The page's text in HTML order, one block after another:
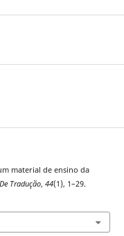
material de ensino da
Tradução, 44(1), 1–29.